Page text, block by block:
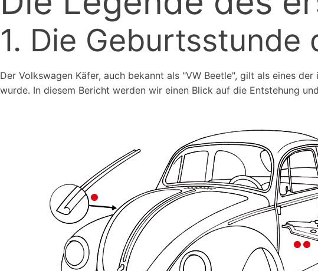
1. Die Geburtsstunde
Der Volkswagen Käfer, auch bekannt als "VW Beetle", gilt als eines
wurde. In diesem Bericht werden wir einen Blick auf die Entstehung